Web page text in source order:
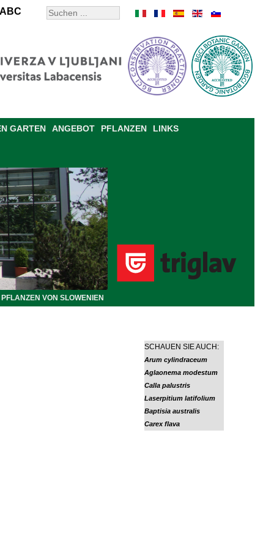
ABC
GARTEN ANGEBOT PFLANZEN LINKS
PFLANZEN VON SLOWENIEN
SCHAUEN SIE AUCH:
Arum cylindraceum
Aglaonema modestum
Calla palustris
Laserpitium latifolium
Baptisia australis
Carex flava